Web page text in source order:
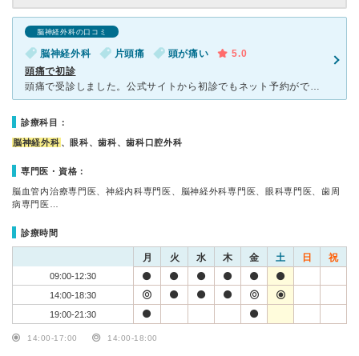
脳神経外科の口コミ
脳神経外科 片頭痛 頭が痛い
5.0
頭痛で初診
頭痛で受診しました。公式サイトから初診でもネット予約ができたので、そちらを利用しました。 診察では、頭痛の頻度や市販薬を飲む回数などを詳しく聞いていただけました。「MRIで詳しく検査してみましょ
診療科目：
脳神経外科 、眼科、歯科、歯科口腔外科
専門医・資格：
脳血管内治療専門医、神経内科専門医、脳神経外科専門医、眼科専門医、歯周
病専門医…
診療時間
月 火 水 木 金 土 日 祝
09:00-12:30
14:00-18:30
19:00-21:30
14:00-17:00 14:00-18:00